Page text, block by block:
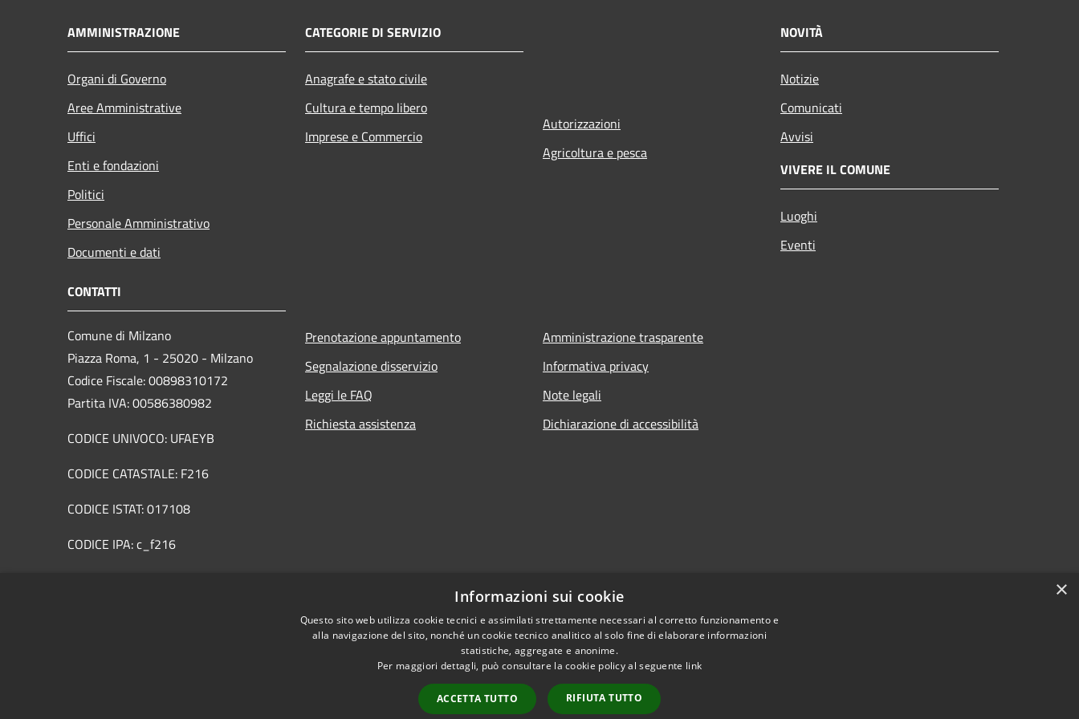
AMMINISTRAZIONE
Organi di Governo
Aree Amministrative
Uffici
Enti e fondazioni
Politici
Personale Amministrativo
Documenti e dati
CATEGORIE DI SERVIZIO
Anagrafe e stato civile
Cultura e tempo libero
Imprese e Commercio
Autorizzazioni
Agricoltura e pesca
NOVITÀ
Notizie
Comunicati
Avvisi
VIVERE IL COMUNE
Luoghi
Eventi
CONTATTI
Comune di Milzano
Piazza Roma, 1 - 25020 - Milzano
Codice Fiscale: 00898310172
Partita IVA: 00586380982
CODICE UNIVOCO: UFAEYB
CODICE CATASTALE: F216
CODICE ISTAT: 017108
CODICE IPA: c_f216
Prenotazione appuntamento
Segnalazione disservizio
Leggi le FAQ
Richiesta assistenza
Amministrazione trasparente
Informativa privacy
Note legali
Dichiarazione di accessibilità
×
Informazioni sui cookie
Questo sito web utilizza cookie tecnici e assimilati strettamente necessari al corretto funzionamento e
alla navigazione del sito, nonché un cookie tecnico analitico al solo fine di elaborare informazioni
statistiche, aggregate e anonime.
Per maggiori dettagli, può consultare la cookie policy al seguente link
ACCETTA TUTTO RIFIUTA TUTTO